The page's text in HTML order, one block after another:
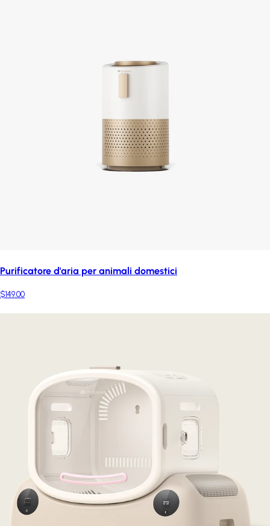
Purificatore d'aria per animali domestici
$149.00